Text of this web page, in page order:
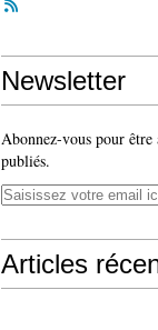
Newsletter
Abonnez-vous pour
publiés.
Articles